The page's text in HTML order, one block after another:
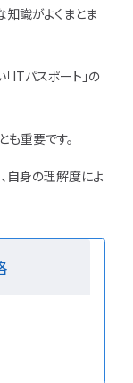
識がよくまとま
ITパスポート」の
重要です。
自身の理解度によ